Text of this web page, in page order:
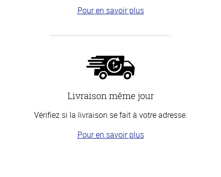
Pour en savoir plus
Livraison même jour
Vérifiez si la livraison se fait à votre adresse.
Pour en savoir plus